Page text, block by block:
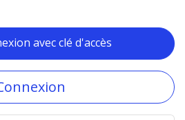
avec clé d'accès